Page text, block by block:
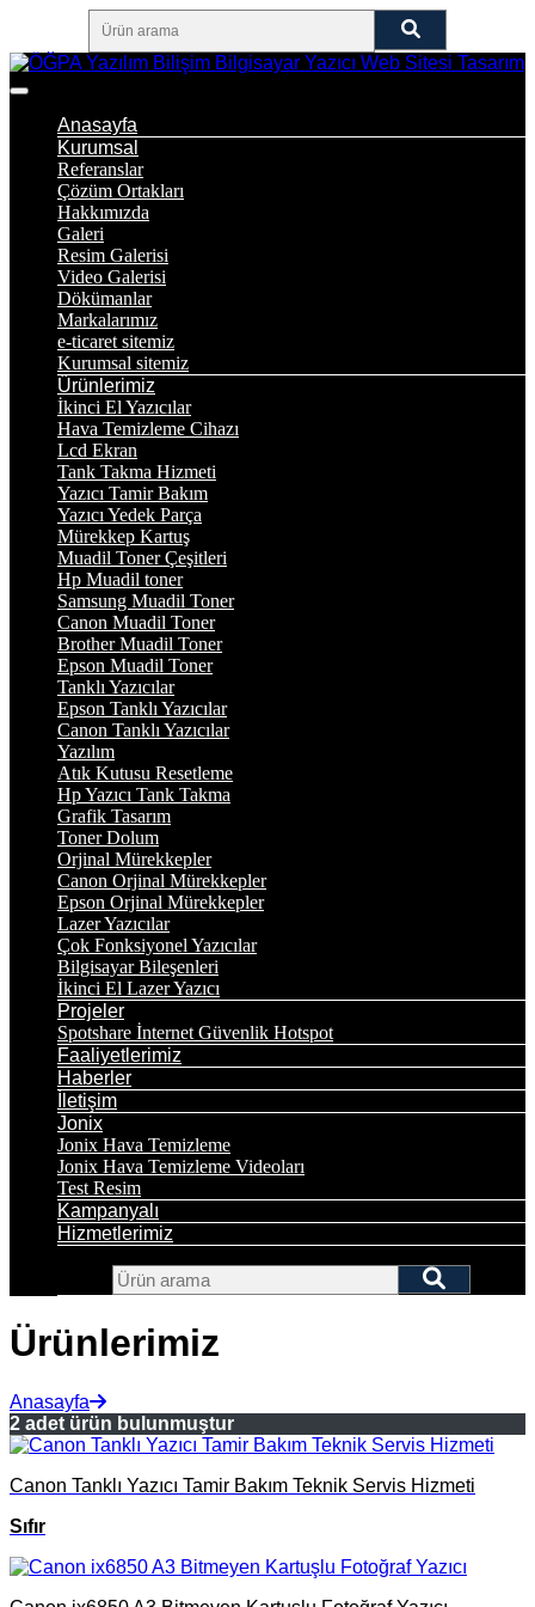
Anasayfa
Kurumsal
Referanslar
Çözüm Ortakları
Hakkımızda
Galeri
Resim Galerisi
Video Galerisi
Dökümanlar
Markalarımız
e-ticaret sitemiz
Kurumsal sitemiz
Ürünlerimiz
İkinci El Yazıcılar
Hava Temizleme Cihazı
Lcd Ekran
Tank Takma Hizmeti
Yazıcı Tamir Bakım
Yazıcı Yedek Parça
Mürekkep Kartuş
Muadil Toner Çeşitleri
Hp Muadil toner
Samsung Muadil Toner
Canon Muadil Toner
Brother Muadil Toner
Epson Muadil Toner
Tanklı Yazıcılar
Epson Tanklı Yazıcılar
Canon Tanklı Yazıcılar
Yazılım
Atık Kutusu Resetleme
Hp Yazıcı Tank Takma
Grafik Tasarım
Toner Dolum
Orjinal Mürekkepler
Canon Orjinal Mürekkepler
Epson Orjinal Mürekkepler
Lazer Yazıcılar
Çok Fonksiyonel Yazıcılar
Bilgisayar Bileşenleri
İkinci El Lazer Yazıcı
Projeler
Spotshare İnternet Güvenlik Hotspot
Faaliyetlerimiz
Haberler
İletişim
Jonix
Jonix Hava Temizleme
Jonix Hava Temizleme Videoları
Test Resim
Kampanyalı
Hizmetlerimiz
Ürünlerimiz
Anasayfa
2 adet ürün bulunmuştur
Canon Tanklı Yazıcı Tamir Bakım Teknik Servis Hizmeti
Sıfır